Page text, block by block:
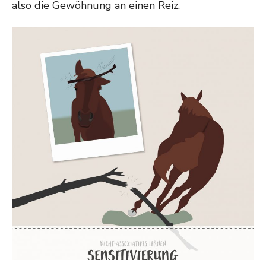
also die Gewöhnung an einen Reiz.